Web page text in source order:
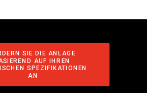
SIE DIE ANLAGE
AUF IHREN
SPEZIFIKATIONEN
AN